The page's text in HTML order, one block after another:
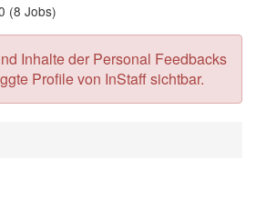
(8 Jobs)
Inhalte der Personal Feedbacks
Profile von InStaff sichtbar.